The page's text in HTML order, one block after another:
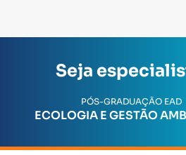
Seja
PÓS-GRADUAÇÃO EAD
ECOLOGIA E GESTÃO